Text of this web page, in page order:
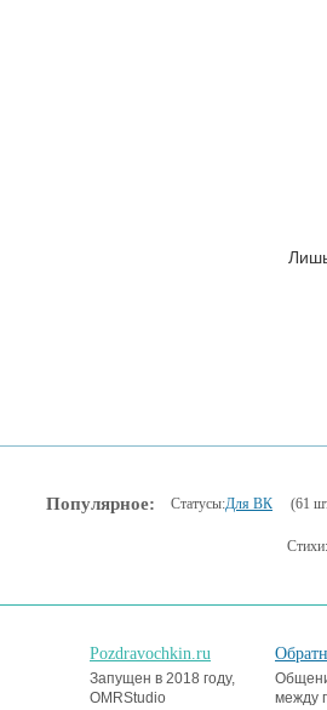
Популярное: Статусы:Для ВК (61
Стихи:
Pozdravochkin.ru
Запущен в 2018 году,
OMRStudio
между